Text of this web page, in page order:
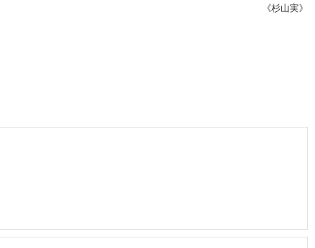
《杉山実》